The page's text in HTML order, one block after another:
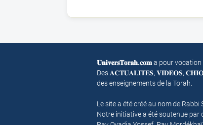
𝐔𝐧𝐢𝐯𝐞𝐫𝐬𝐓𝐨𝐫𝐚𝐡.𝐜𝐨𝐦a pour vocation
Des 𝐀𝐂𝐓𝐔𝐀𝐋𝐈𝐓𝐄𝐒, 𝐕𝐈𝐃𝐄𝐎𝐒,
des enseignements de la Torah.
Le site a été créé au nom de
Notre initiative a été soutenue par